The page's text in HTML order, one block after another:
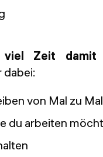
Zeit damit
dabei:
von Mal zu
du arbeiten